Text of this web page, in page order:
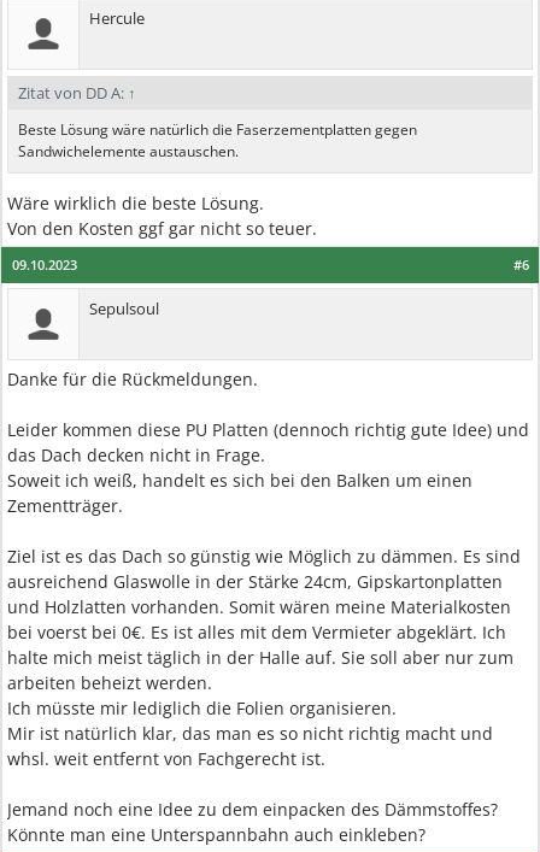
Hercule
Zitat von DD A: ↑
Beste Lösung wäre natürlich die Faserzementplatten gegen
Sandwichelemente austauschen.
Wäre wirklich die beste Lösung.
Von den Kosten ggf gar nicht so teuer.
#6
09.10.2023
Sepulsoul
Danke für die Rückmeldungen.
Leider kommen diese PU Platten (dennoch richtig gute Idee) und
das Dach decken nicht in Frage.
Soweit ich weiß, handelt es sich bei den Balken um einen
Zementträger.
Ziel ist es das Dach so günstig wie Möglich zu dämmen. Es sind
ausreichend Glaswolle in der Stärke 24cm, Gipskartonplatten
und Holzlatten vorhanden. Somit wären meine Materialkosten
bei voerst bei 0€. Es ist alles mit dem Vermieter abgeklärt. Ich
halte mich meist täglich in der Halle auf. Sie soll aber nur zum
arbeiten beheizt werden.
Ich müsste mir lediglich die Folien organisieren.
Mir ist natürlich klar, das man es so nicht richtig macht und
whsl. weit entfernt von Fachgerecht ist.
Jemand noch eine Idee zu dem einpacken des Dämmstoffes?
Könnte man eine Unterspannbahn auch einkleben?